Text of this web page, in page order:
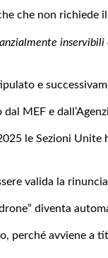
che non
e
MEF e
le Sezioni
valida la
diventa
perché avviene a